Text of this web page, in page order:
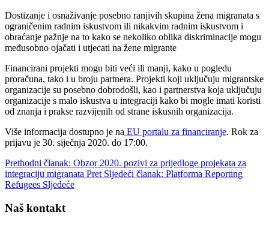
Dostizanje i osnaživanje posebno ranjivih skupina žena migranata s
ograničenim radnim iskustvom ili nikakvim radnim iskustvom i
obraćanje pažnje na to kako se nekoliko oblika diskriminacije mogu
međusobno ojačati i utjecati na žene migrante
Financirani projekti mogu biti veći ili manji, kako u pogledu
proračuna, tako i u broju partnera. Projekti koji uključuju migrantske
organizacije su posebno dobrodošli, kao i partnerstva koja uključuju
organizacije s malo iskustva u integraciji kako bi mogle imati koristi
od znanja i prakse razvijenih od strane iskusnih organizacija.
Više informacija dostupno je na EU portalu za financiranje. Rok za
prijavu je 30. siječnja 2020. do 17:00.
Prethodni članak: Obzor 2020. pozivi za prijedloge projekata za
integraciju migranata Pret Sljedeći članak: Platforma Reporting
Refugees Sljedeće
Naš kontakt